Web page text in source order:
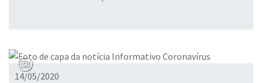
14/05/2020